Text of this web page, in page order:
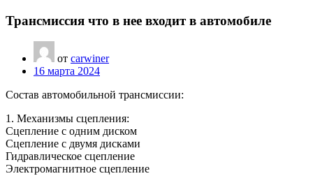
Трансмиссия что в нее входит в автомобиле
от carwiner
16 марта 2024
Состав автомобильной трансмиссии:
1. Механизмы сцепления:
Сцепление с одним диском
Сцепление с двумя дисками
Гидравлическое сцепление
Электромагнитное сцепление